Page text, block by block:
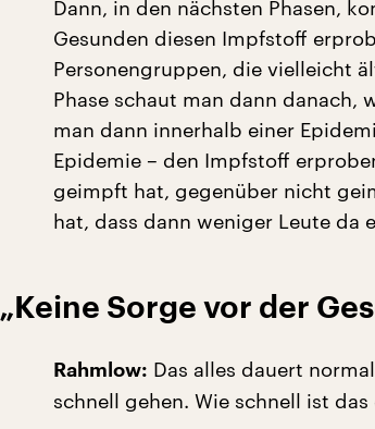
Dann, in den nächsten Phasen,
Gesunden diesen Impfstoff
Personengruppen, die vielleicht
Phase schaut man dann danach,
man dann innerhalb einer
Epidemie – den Impfstoff
geimpft hat, gegenüber nicht
hat, dass dann weniger Leute da
„Keine Sorge vor der
Rahmlow: Das alles dauert
schnell gehen. Wie schnell ist